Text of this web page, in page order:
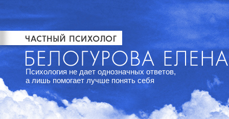
Психология не дает однозначных ответов,
а лишь помогает лучше понять себя